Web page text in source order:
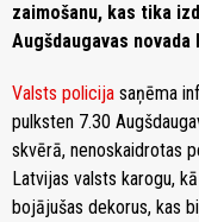
zaimošanu, kas tika
Augšdaugavas novada
Valsts policija saņēma
pulksten 7.30
skvērā, nenoskaidrotas
Latvijas valsts karogu,
bojājušas dekorus, kas